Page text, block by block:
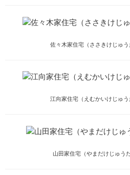
佐々木家住宅（ささきけじゅう
江向家住宅（えむかいけじゅう
山田家住宅（やまだけじゅう